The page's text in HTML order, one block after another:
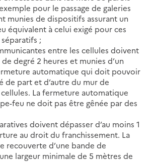
pour le passage de galeries
munies de dispositifs assurant un
équivalent à celui exigé pour ces
;
entre les cellules doivent
degré 2 heures et munies d’un
automatique qui doit pouvoir
de part et d’autre du mur de
La fermeture automatique
feu ne doit pas être gênée par des
doivent dépasser d’au moins 1
au droit du franchissement. La
recouverte d’une bande de
largeur minimale de 5 mètres de